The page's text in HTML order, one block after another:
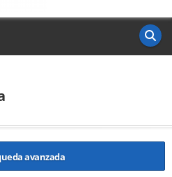
avanzada